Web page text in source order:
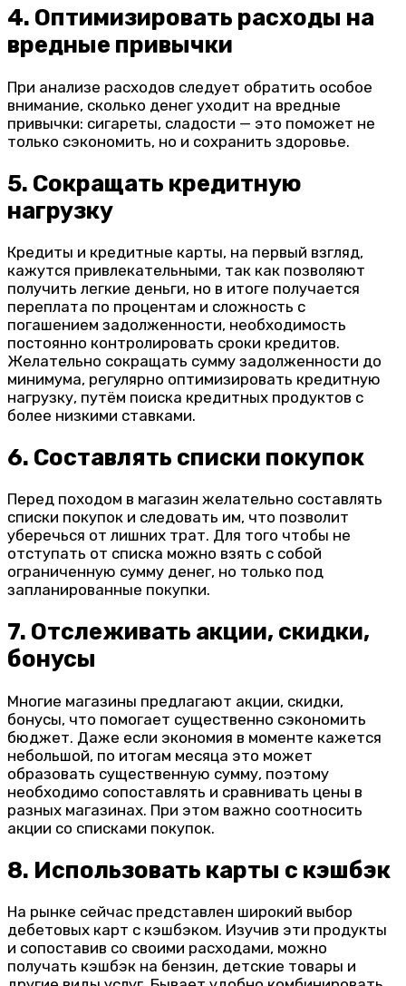
4. Оптимизировать расходы на
вредные привычки
При анализе расходов следует обратить особое
внимание, сколько денег уходит на вредные
привычки: сигареты, сладости — это поможет не
только сэкономить, но и сохранить здоровье.
5. Сокращать кредитную
нагрузку
Кредиты и кредитные карты, на первый взгляд,
кажутся привлекательными, так как позволяют
получить легкие деньги, но в итоге получается
переплата по процентам и сложность с
погашением задолженности, необходимость
постоянно контролировать сроки кредитов.
Желательно сокращать сумму задолженности до
минимума, регулярно оптимизировать кредитную
нагрузку, путём поиска кредитных продуктов с
более низкими ставками.
6. Составлять списки покупок
Перед походом в магазин желательно составлять
списки покупок и следовать им, что позволит
уберечься от лишних трат. Для того чтобы не
отступать от списка можно взять с собой
ограниченную сумму денег, но только под
запланированные покупки.
7. Отслеживать акции, скидки,
бонусы
Многие магазины предлагают акции, скидки,
бонусы, что помогает существенно сэкономить
бюджет. Даже если экономия в моменте кажется
небольшой, по итогам месяца это может
образовать существенную сумму, поэтому
необходимо сопоставлять и сравнивать цены в
разных магазинах. При этом важно соотносить
акции со списками покупок.
8. Использовать карты с кэшбэк
На рынке сейчас представлен широкий выбор
дебетовых карт с кэшбэком. Изучив эти продукты
и сопоставив со своими расходами, можно
получать кэшбэк на бензин, детские товары и